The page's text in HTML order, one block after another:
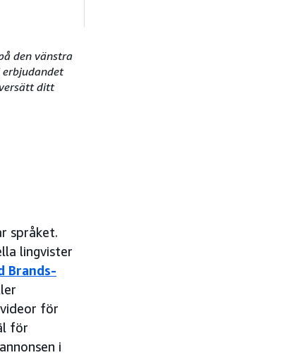
den vänstra
ditt
språket.
lingvister
Brands-
för
för
i